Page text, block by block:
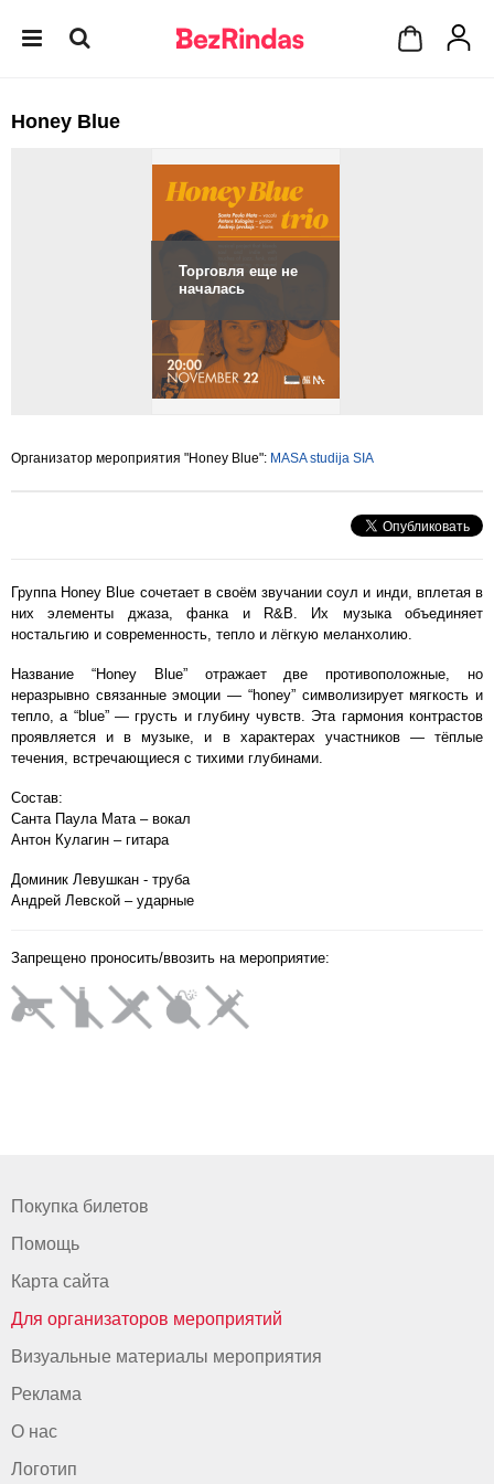
Honey Blue
Торговля еще не
началась
Организатор мероприятия "Honey Blue": MASA studija SIA
Группа Honey Blue сочетает в своём звучании соул и инди, вплетая в
них элементы джаза, фанка и R&B. Их музыка объединяет
ностальгию и современность, тепло и лёгкую меланхолию.
Название “Honey Blue” отражает две противоположные, но
неразрывно связанные эмоции — “honey” символизирует мягкость и
тепло, а “blue” — грусть и глубину чувств. Эта гармония контрастов
проявляется и в музыке, и в характерах участников — тёплые
течения, встречающиеся с тихими глубинами.
Состав:
Санта Паула Мата – вокал
Антон Кулагин – гитара
Доминик Левушкан - труба
Андрей Левской – ударные
Запрещено проносить/ввозить на мероприятие:
Покупка билетов
Помощь
Карта сайта
Для организаторов мероприятий
Визуальные материалы мероприятия
Реклама
О нас
Логотип